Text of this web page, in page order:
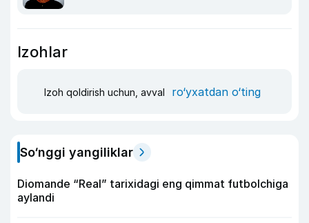
Izohlar
Izoh qoldirish uchun, avval ro‘yxatdan o‘ting
So‘nggi yangiliklar
Diomande “Real” tarixidagi eng qimmat futbolchiga
aylandi